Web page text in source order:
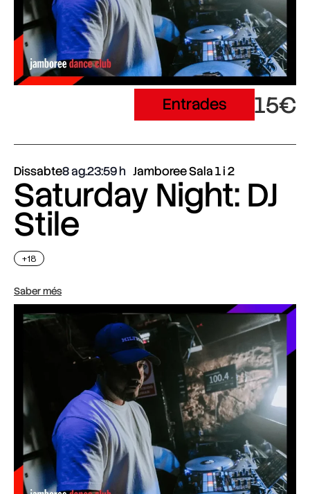
Entrades 15€
Dissabte8 ag.23:59 Jamboree Sala 1 i 2
Saturday Night: DJ
Stile
+18
Saber més